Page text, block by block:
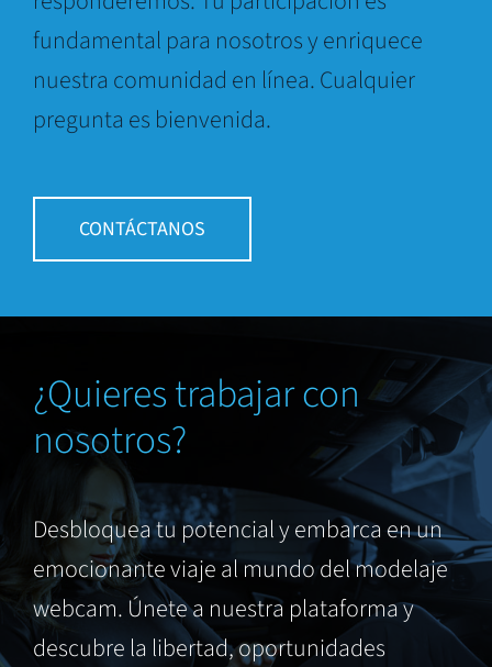
fundamental para nosotros y enriquece
nuestra comunidad en línea. Cualquier
pregunta es bienvenida.
CONTÁCTANOS
¿Quieres trabajar con
nosotros?
Desbloquea tu potencial y embarca en un
emocionante viaje al mundo del modelaje
webcam. Únete a nuestra plataforma y
descubre la libertad, oportunidades